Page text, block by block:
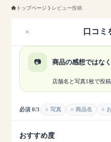
トップページ レビュー投稿
× 口コミ
📷 商品の感想ではな
店舗名と写真1枚で投
必須 0/3 写真 商品名
おすすめ度